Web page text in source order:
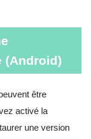
(Android)
être
activé la
une version